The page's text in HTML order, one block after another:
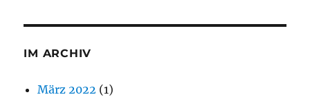
IM ARCHIV
März 2022 (1)